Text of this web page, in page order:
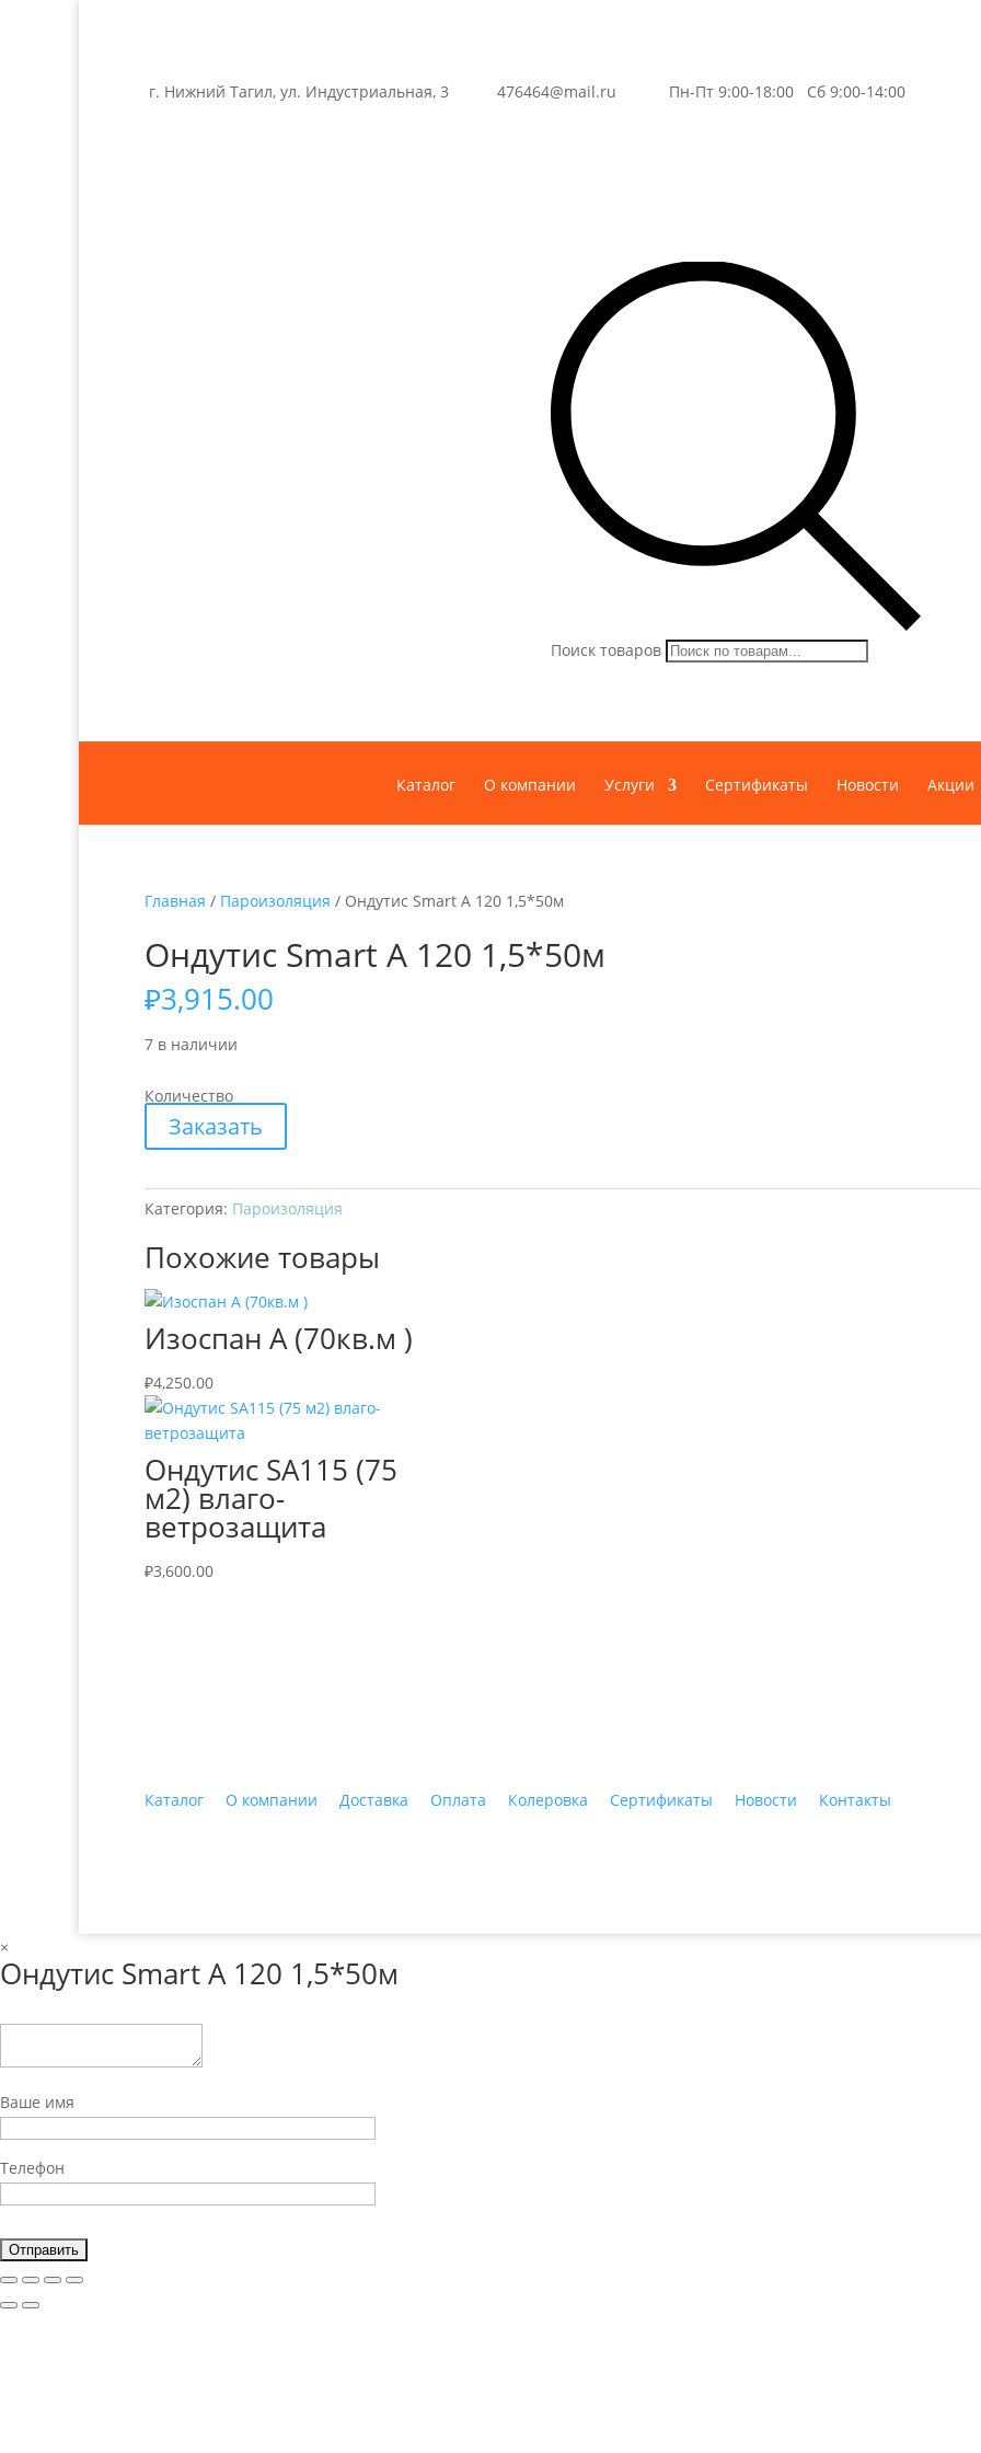
г. Нижний Тагил, ул. Индустриальная, 3 476464@mail.ru Пн-Пт 9:00-18:00 Сб 9:00-14:00
Поиск товаров
Каталог О компании Услуги Сертификаты Новости Акции
Главная / Пароизоляция / Ондутис Smart А 120 1,5*50м
Ондутис Smart А 120 1,5*50м
₽3,915.00
7 в наличии
Количество
Заказать
Категория: Пароизоляция
Похожие товары
Изоспан А (70кв.м )
₽4,250.00
Ондутис SA115 (75
м2) влаго-
ветрозащита
₽3,600.00
Каталог О компании Доставка Оплата Колеровка Сертификаты Новости Контакты
×
Ондутис Smart А 120 1,5*50м
Ваше имя
Телефон